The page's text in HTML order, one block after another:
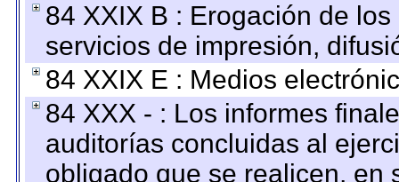
84 XXIX B : Erogación de
servicios de impresión,
84 XXIX E : Medios
84 XXX - : Los informes
auditorías concluidas al
obligado que se realicen, en